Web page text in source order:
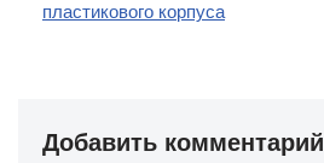
пластикового корпуса
Добавить комментарий